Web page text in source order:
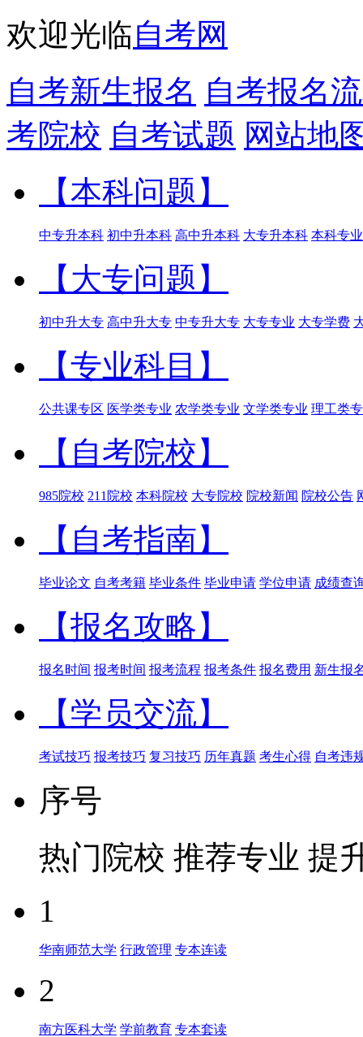
欢迎光临自考网
自考新生报名 自考报名
考院校 自考试题 网站地
【本科问题】
中专升本科 初中升本科 高中升本科 大专升本科 本科专业
【大专问题】
初中升大专 高中升大专 中专升大专 大专专业 大专学费
【专业科目】
公共课专区 医学类专业 农学类专业 文学类专业 理工类
【自考院校】
985院校 211院校 本科院校 大专院校 院校新闻 院校公告
【自考指南】
毕业论文 自考考籍 毕业条件 毕业申请 学位申请 成绩查
【报名攻略】
报名时间 报考时间 报考流程 报考条件 报名费用 新生报
【学员交流】
考试技巧 报考技巧 复习技巧 历年真题 考生心得 自考违
序号
热门院校 推荐专业 提
1
华南师范大学 行政管理 专本连读
2
南方医科大学 学前教育 专本套读